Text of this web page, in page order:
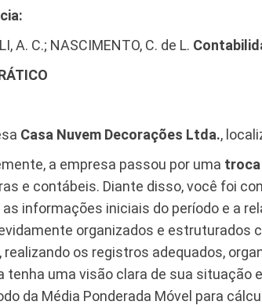
A. C.; NASCIMENTO, C. de L.
Casa Nuvem Decorações Ltda.,
a empresa passou por uma troca
e contábeis. Diante disso, você foi
as informações iniciais do período e a
organizados e estruturados
realizando os registros adequados,
tenha uma visão clara de sua situação
da Média Ponderada Móvel para